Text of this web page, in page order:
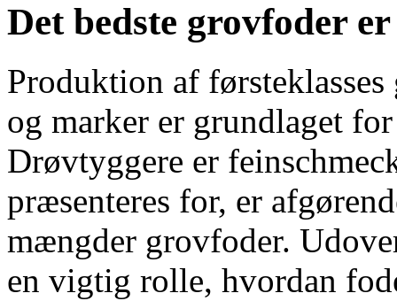
Det bedste grovfoder
Produktion af
og marker er grundlaget
Drøvtyggere er
præsenteres for, er
mængder grovfoder.
en vigtig rolle, hvordan